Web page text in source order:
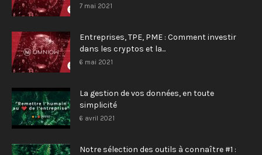
7 mai 2021
Entreprises, TPE, PME : Comment investir
dans les cryptos et la...
6 mai 2021
La gestion de vos données, en toute
simplicité
6 avril 2021
Notre sélection des outils à connaître #1 :